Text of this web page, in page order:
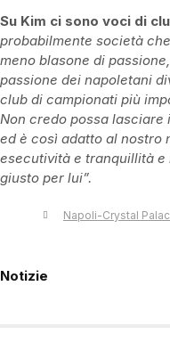
Su Kim ci sono voci di
probabilmente società
meno blasone di
passione dei napoletani
club di campionati più
Non credo possa
ed è così adatto al nostro
esecutività e tranquillità e
giusto per lui”.
Napoli-Crystal
Notizie